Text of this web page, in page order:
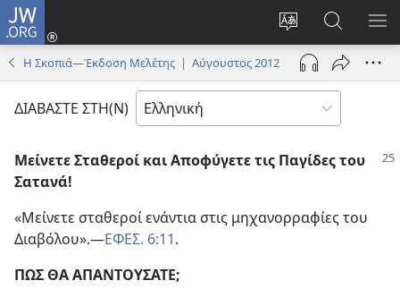
JW.ORG
Αλλαγή
γλώσσας
ιστότοπου
Σύνδεση
(ανοίγει
παράθυρο)
στο
JW.ORG
Η Σκοπιά—Έκδοση Μελέτης | Αύγουστος 2012
ΔΙΑΒΑΣΤΕ ΣΤΗ(Ν)
Μείνετε Σταθεροί και Αποφύγετε τις Παγίδες του
Σατανά!
«Μείνετε σταθεροί ενάντια στις μηχανορραφίες του
Διαβόλου».​—ΕΦΕΣ. 6:11.
ΠΩΣ ΘΑ ΑΠΑΝΤΟΥΣΑΤΕ;